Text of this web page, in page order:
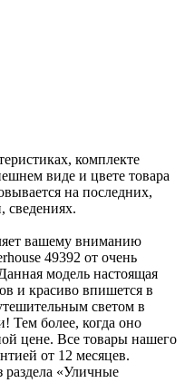
комплекте
виде и цвете товара
на последних,
сведениях.
вашему вниманию
49392 от очень
модель настоящая
и красиво впишется в
светом в
Тем более, когда оно
цене. Все товары нашего
от 12 месяцев.
раздела «Уличные